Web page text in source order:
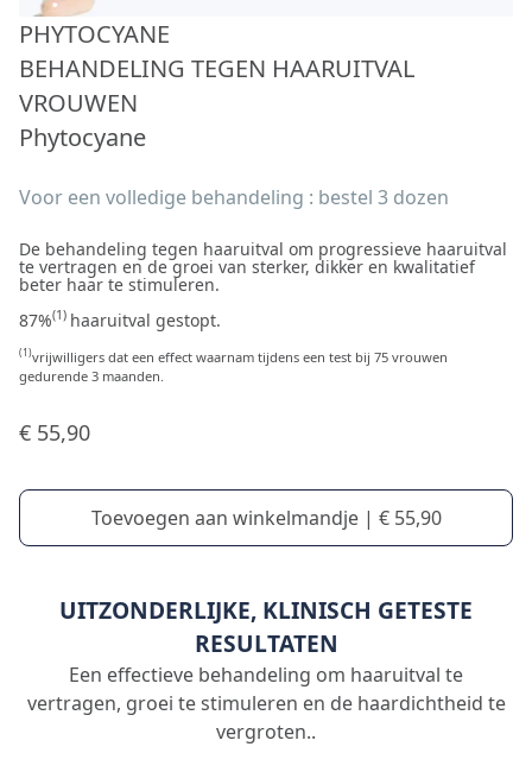
PHYTOCYANE
BEHANDELING TEGEN HAARUITVAL
VROUWEN
Phytocyane
Voor een volledige behandeling : bestel 3 dozen
De behandeling tegen haaruitval om progressieve haaruitval
te vertragen en de groei van sterker, dikker en kwalitatief
beter haar te stimuleren.
87%(1) haaruitval gestopt.
(1)vrijwilligers dat een effect waarnam tijdens een test bij 75 vrouwen
gedurende 3 maanden.
€ 55,90
Toevoegen aan winkelmandje | € 55,90
UITZONDERLIJKE, KLINISCH GETESTE
RESULTATEN
Een effectieve behandeling om haaruitval te
vertragen, groei te stimuleren en de haardichtheid te
vergroten..